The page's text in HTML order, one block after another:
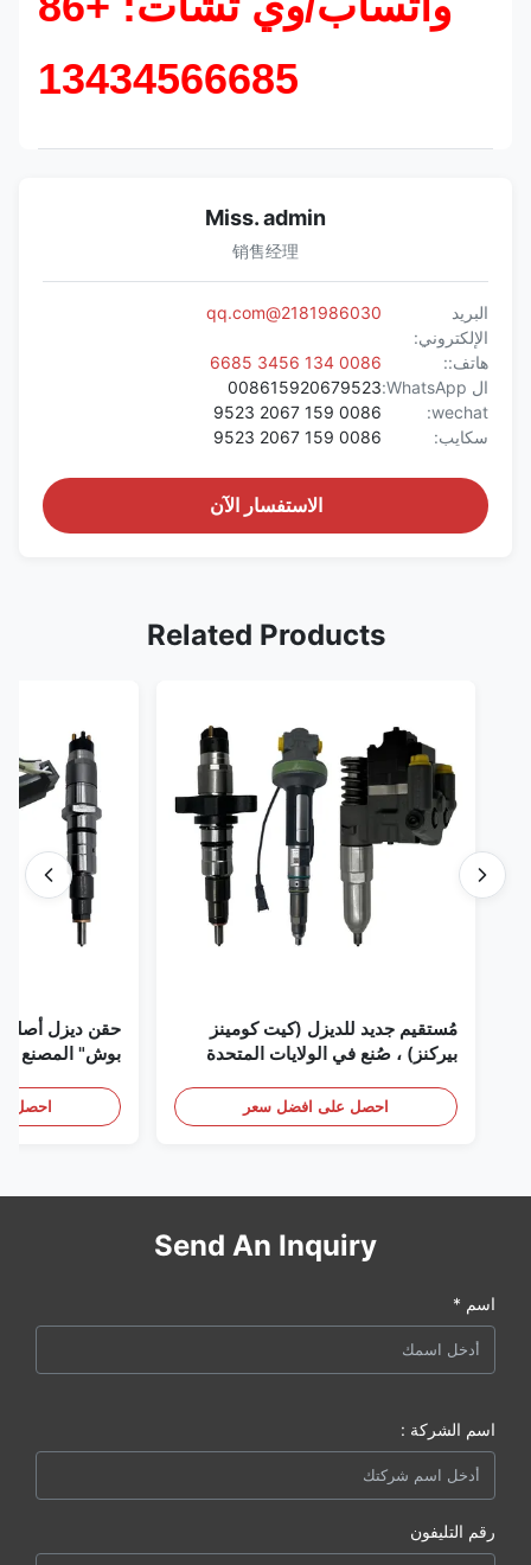
13434566685
Miss. admin
销售经理
البريد
الإلكتروني:
2181986030@qq.com
هاتف::
0086 134 3456 6685
ال WhatsApp:
008615920679523
wechat:
0086 159 2067 9523
سكايب:
0086 159 2067 9523
الاستفسار الآن
Related Products
مُستقيم جديد للديزل (كيت كومينز
بيركنز) ، صُنع في الولايات المتحدة
(بيركنز) ، كل شيء جديد
احصل على افضل سعر
حقن ديزل
بوش" المصنع في
احصل
Send An Inquiry
اسم *
اسم الشركة :
رقم التليفون